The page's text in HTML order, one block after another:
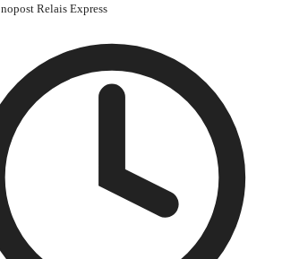
Relais Express